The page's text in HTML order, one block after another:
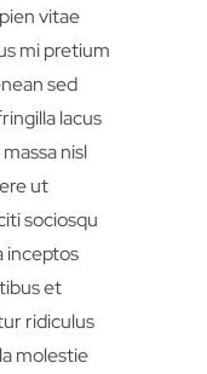
vitae
mi pretium
sed
lacus
nisl
ut
sociosqu
inceptos
et
ridiculus
molestie